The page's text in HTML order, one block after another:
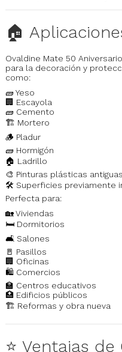
🏠
Ovaldine Mate 50
para la decoración y
como:
🧱 Yeso
🏢 Escayola
🧱 Cemento
🏗️ Mortero
🪵 Pladur
🧱 Hormigón
🏠 Ladrillo
🎨 Pinturas plásticas
🛠️ Superficies previamente
Perfecta para:
🏡 Viviendas
🛏️ Dormitorios
🛋️ Salones
🚪 Pasillos
🏢 Oficinas
🛍️ Comercios
🏫 Centros educativos
🏥 Edificios públicos
🏗️ Reformas y obra nueva
⭐ Ventajas